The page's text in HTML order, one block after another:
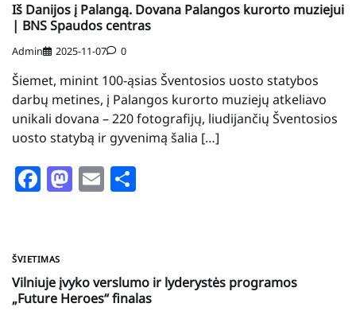
Iš Danijos į Palangą. Dovana Palangos kurorto muziejui
| BNS Spaudos centras
Admin 2025-11-07 0
Šiemet, minint 100-ąsias Šventosios uosto statybos
darbų metines, į Palangos kurorto muziejų atkeliavo
unikali dovana – 220 fotografijų, liudijančių Šventosios
uosto statybą ir gyvenimą šalia […]
Facebook
Mastodon
Email
ŠVIETIMAS
Vilniuje įvyko verslumo ir lyderystės programos
„Future Heroes“ finalas